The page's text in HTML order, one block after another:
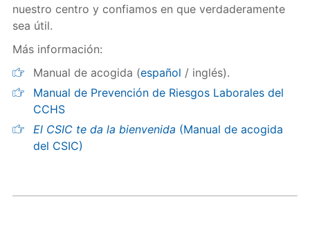
nuestro centro y confiamos en que verdaderamente
sea útil.
Más información:
Manual de acogida (español / inglés).
Manual de Prevención de Riesgos Laborales del
CCHS
El CSIC te da la bienvenida (Manual de acogida
del CSIC)